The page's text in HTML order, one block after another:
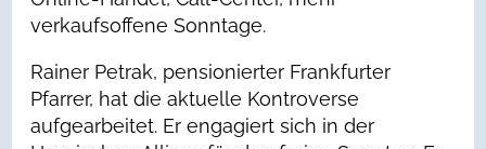
verkaufsoffene Sonntage.
Rainer Petrak, pensionierter Frankfurter
Pfarrer, hat die aktuelle Kontroverse
aufgearbeitet. Er engagiert sich in der